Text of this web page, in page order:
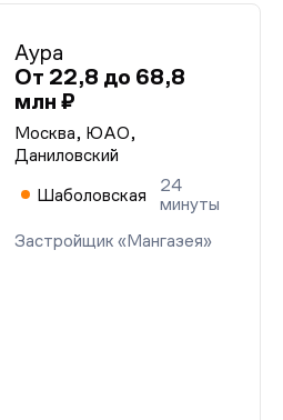
Аура
От 22,8 до 68,8
млн ₽
Москва, ЮАО,
Даниловский
Шаболовская
24
минуты
Застройщик «Мангазея»